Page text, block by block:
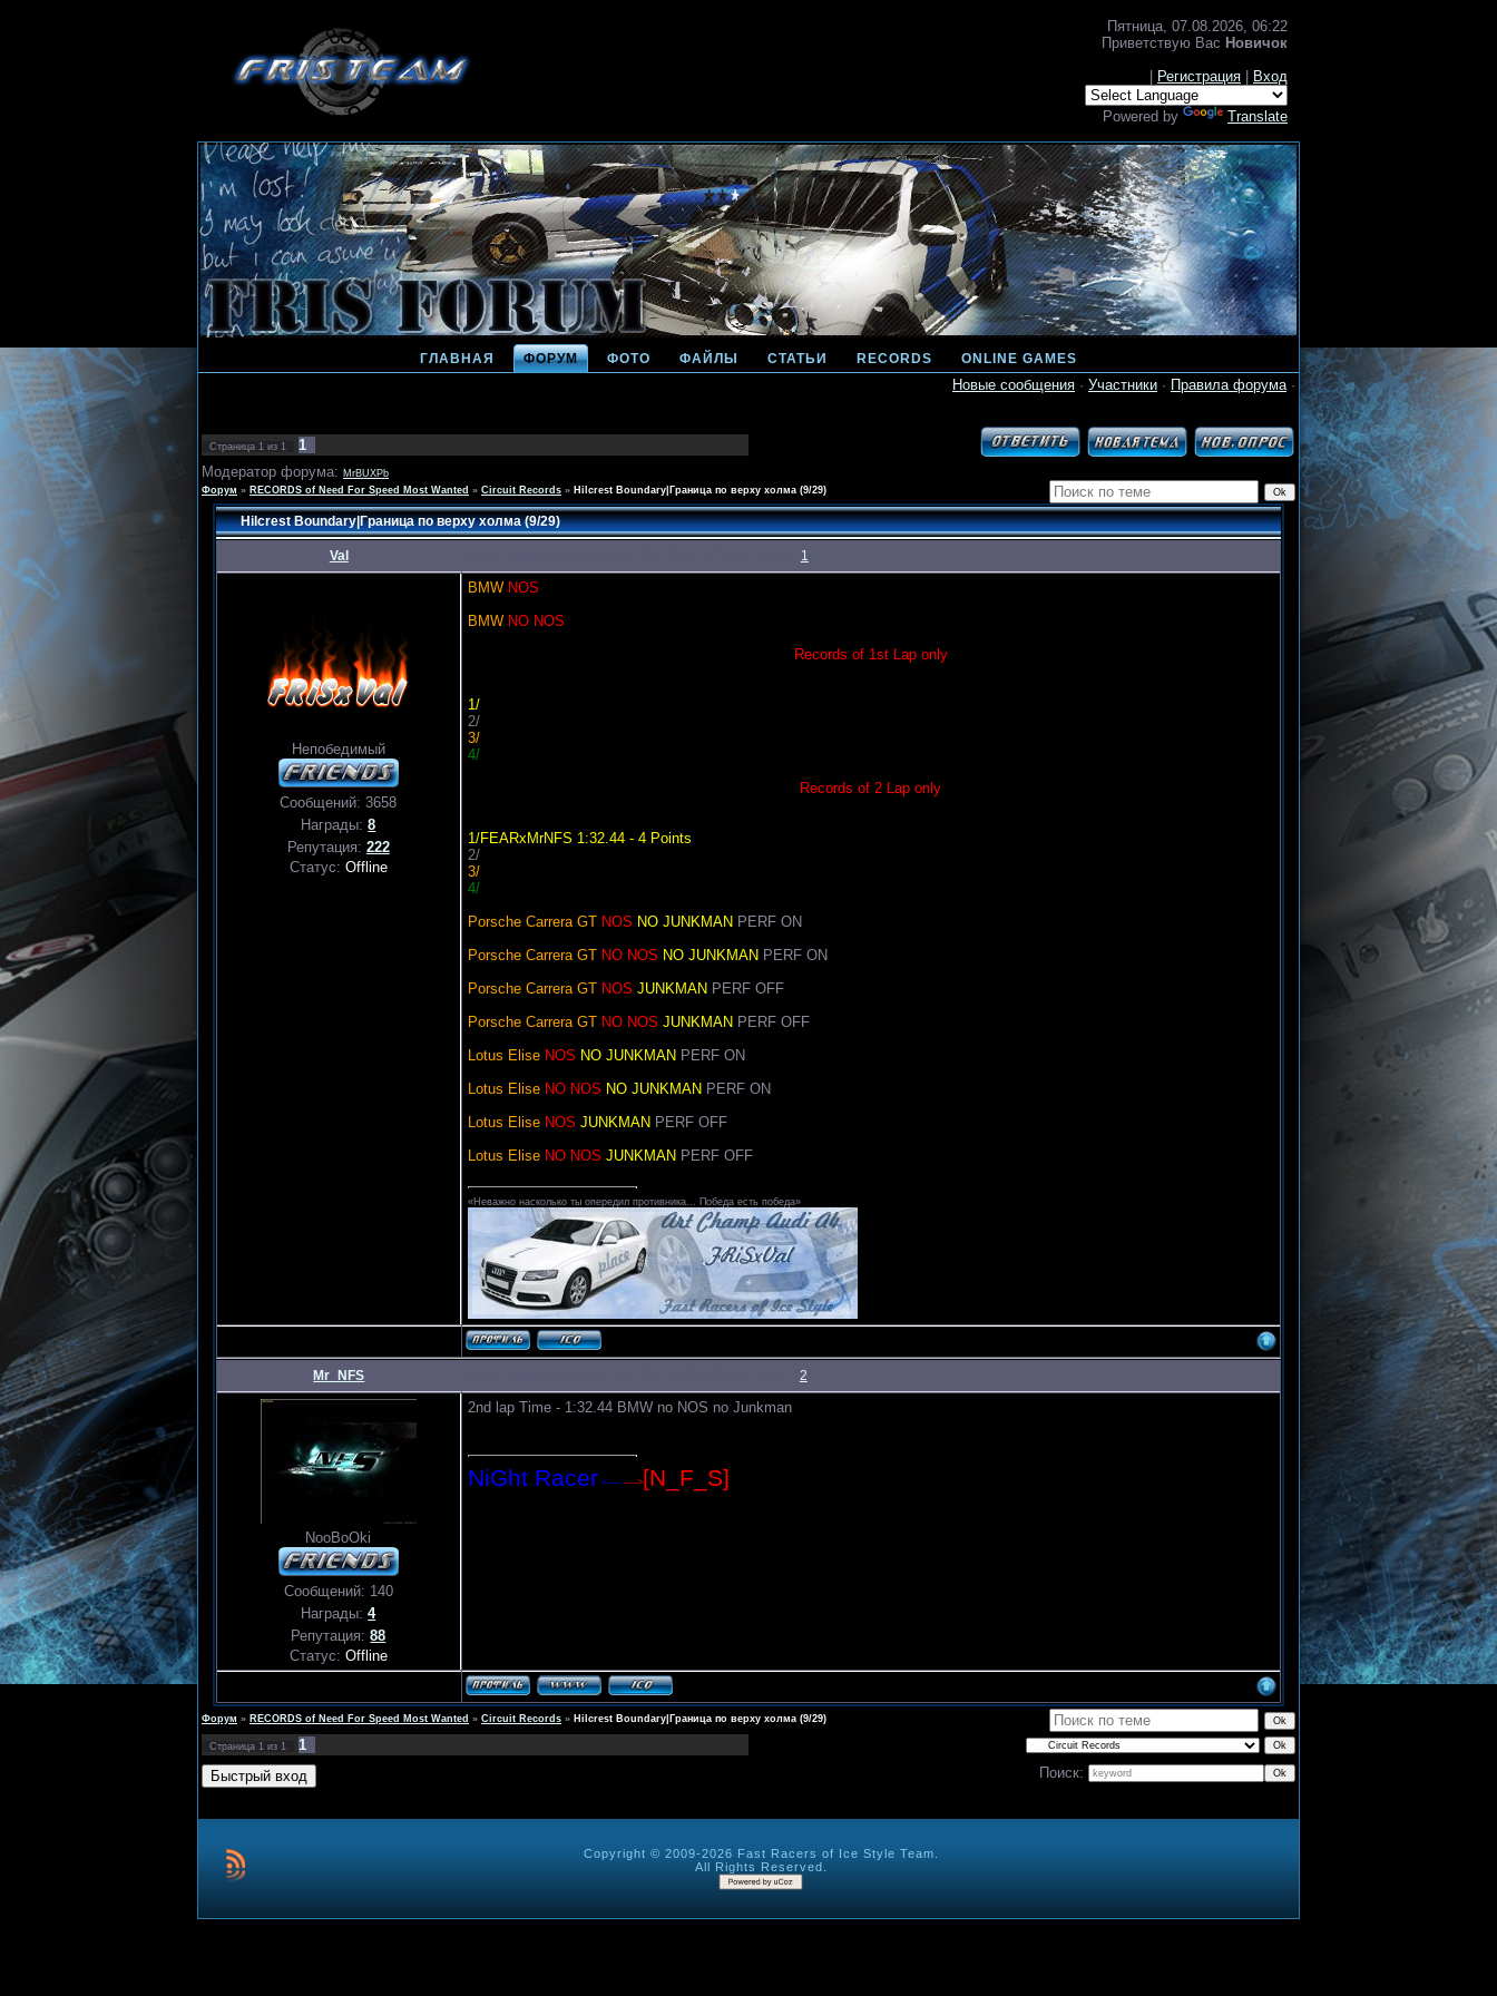
Пятница, 07.08.2026, 06:22
Приветствую Вас Новичок
Регистрация Вход
Powered by Translate
ГЛАВНАЯ ФОРУМ ФОТО ФАЙЛЫ СТАТЬИ RECORDS ONLINE GAMES
Новые сообщения · Участники · Правила форума·
Страница 1 из 1
1
Модератор форума: MrBUXPb
Форум » RECORDS of Need For Speed Most Wanted » Circuit Records » Hilcrest Boundary|Граница по верху холма (9/29)
Hilcrest Boundary|Граница по верху холма (9/29)
Val 1
Непобедимый
Сообщений:3658
Награды:8
Репутация: 222
Статус: Offline
BMW NOS
BMW NO NOS
Records of 1st Lap only
1/
2/
3/
4/
Records of 2 Lap only
1/FEARxMrNFS 1:32.44 - 4 Points
2/
3/
4/
Porsche Carrera GT NOS NO JUNKMAN PERF ON
Porsche Carrera GT NO NOS NO JUNKMAN PERF ON
Porsche Carrera GT NOS JUNKMAN PERF OFF
Porsche Carrera GT NO NOS JUNKMAN PERF OFF
Lotus Elise NOS NO JUNKMAN PERF ON
Lotus Elise NO NOS NO JUNKMAN PERF ON
Lotus Elise NOS JUNKMAN PERF OFF
Lotus Elise NO NOS JUNKMAN PERF OFF
«Неважно насколько ты опередил противника... Победа есть победа»
Mr_NFS 2
NooBoOki
Сообщений: 140
Награды:4
Репутация:88
Статус: Offline
2nd lap Time - 1:32.44 BMW no NOS no Junkman
NiGht Racer <---- ---->[N_F_S]
Форум » RECORDS of Need For Speed Most Wanted » Circuit Records » Hilcrest Boundary|Граница по верху холма (9/29)
Страница 1 из 1
1
Поиск:
Copyright © 2009-2026 Fast Racers of Ice Style Team.
All Rights Reserved.